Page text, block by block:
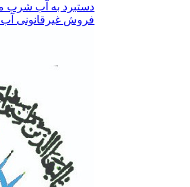
دستبرد به آب شرب
فروش غیرقانونی